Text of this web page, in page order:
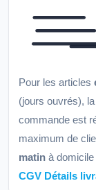
Pour les articles
(jours ouvrés),
commande est
maximum de
matin à
CGV Détails